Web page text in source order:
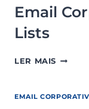
Email
Lists
LER MAIS EMAIL
EMAIL